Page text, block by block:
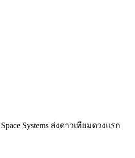
Systems ส่งดาวเทียมดวงแรก